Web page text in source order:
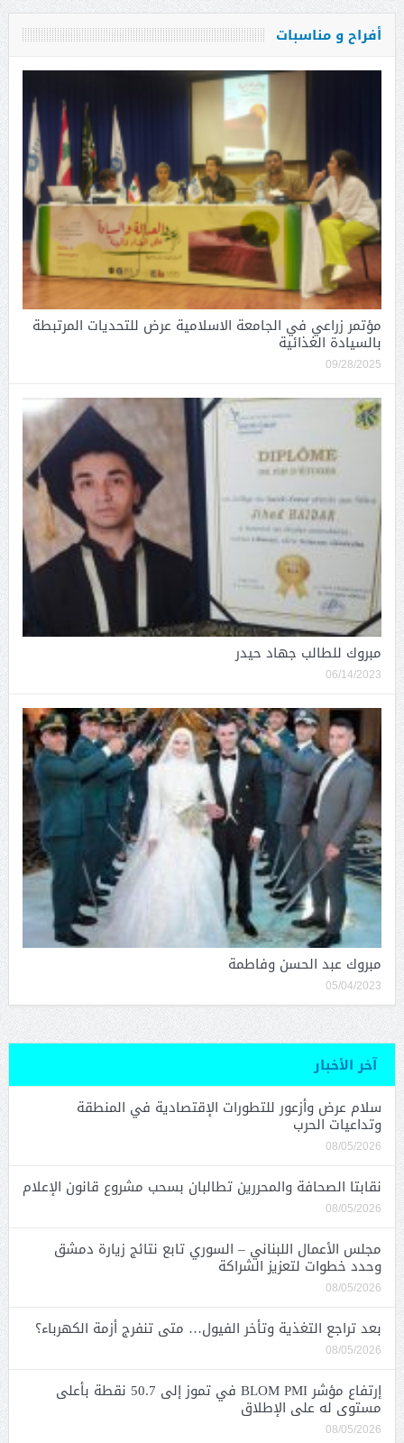
أفراح و مناسبات
مؤتمر زراعي في الجامعة الاسلامية عرض للتحديات المرتبطة
بالسيادة الغذائية
09/28/2025
مبروك للطالب جهاد حيدر
06/14/2023
مبروك عبد الحسن وفاطمة
05/04/2023
آخر الأخبار
سلام عرض وأزعور للتطورات الإقتصادية في المنطقة
وتداعيات الحرب
08/05/2026
نقابتا الصحافة والمحررين تطالبان بسحب مشروع قانون الإعلام
08/05/2026
مجلس الأعمال اللبناني – السوري تابع نتائج زيارة دمشق
وحدد خطوات لتعزيز الشراكة
08/05/2026
بعد تراجع التغذية وتأخر الفيول… متى تنفرج أزمة الكهرباء؟
08/05/2026
إرتفاع مؤشر BLOM PMI في تموز إلى 50.7 نقطة بأعلى
مستوى له على الإطلاق
08/05/2026